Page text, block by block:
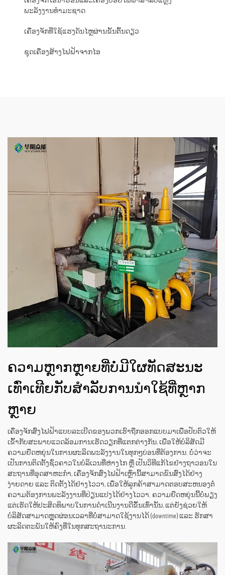
ພະລັງງານທຳມະຊາດ
ເຄື່ອງຈັກທີ່ໃຊ້ແຮງດັນໄຫຼຜ່ານຂັ້ນຕົ້ນດຽວ
ຊຸດເຄື່ອງສ້າງໄຟຟ້າຈາກໄອ
ຄວາມຫຼາກຫຼາຍທີ່ບໍ່ມີໃຜທັດສະນະ
ເທົ່າເທີຍກັບສຳລັບການນຳໃຊ້ທີ່ຫຼາກ
ຫຼາຍ
ເຄື່ອງຈັກສົ່ງໄຟຟ້າແບບລະເບີດຂອງພວກເຮົາຖືກອອກແບບມາເພື່ອປັບຕົວໃຫ້
ເຂົ້າກັບສະພາບແວດລ້ອມການເຮັດວຽກທີ່ແຕກຕ່າງກັນ, ເພື່ອໃຫ້ບໍລິສັດມີ
ຄວາມຍືດຫຍຸ່ນໃນການຜະລິດພະລັງງານໃນທຸກໆບ່ອນທີ່ຕ້ອງການ. ບໍ່ວ່າຈະ
ເປັນການຕິດຕັ້ງຊົ່ວຄາວໃນບໍລິເວນທີ່ຫ່າງໄກ ຫຼື ເປັນວິທີແກ້ໄຂຢ່າງຖາວອນໃນ
ສະຖານທີ່ອຸດສາຫະກຳ, ເຄື່ອງຈັກສົ່ງໄຟຟ້າເຫຼົ່ານີ້ສາມາດຂົນສົ່ງໄດ້ຢ່າງ
ງ່າຍດາຍ ແລະ ຕິດຕັ້ງໄດ້ຢ່າງໄວວາ, ເພື່ອໃຫ້ລູກຄ້າສາມາດຕອບສະຫນອງຕໍ່
ຄວາມຕ້ອງການພະລັງງານທີ່ປ່ຽນແປງໄດ້ຢ່າງໄວວາ. ຄວາມຍືດຫຍຸ່ນນີ້ບໍ່ພຽງ
ແຕ່ເຮັດໃຫ້ປະສິດທິພາບໃນການດຳເນີນງານດີຂຶ້ນເທົ່ານັ້ນ, ແຕ່ຍັງຊ່ວຍໃຫ້
ບໍລິສັດສາມາດຫຼຸດຜ່ອນເວລາທີ່ບໍ່ສາມາດໃຊ້ງານໄດ້ (downtime) ແລະ ຮັກສາ
ຜະລິດຕະພັນໃຫ້ຄົງທີ່ໃນທຸກສະຖານະການ.